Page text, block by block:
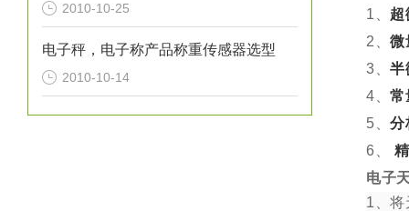
2010-10-25
电子秤，电子称产品称重传感器选型
2010-10-14
1
超
2、微
3、半
4、常
5、分
6、
电子
1 、